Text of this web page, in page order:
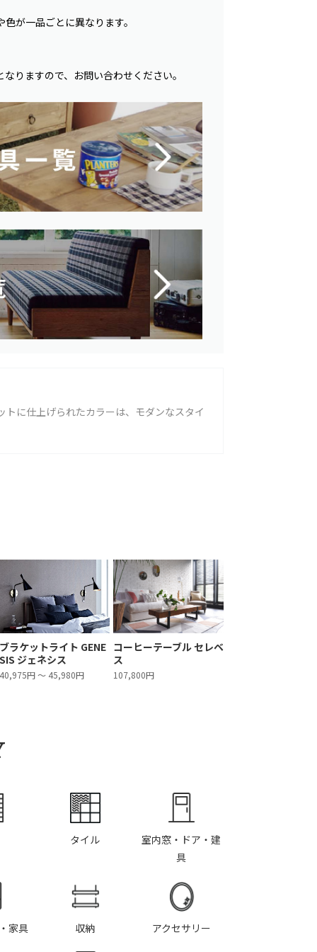
が一品ごとに異なります。
りますので、お問い合わせください。
に仕上げられたカラーは、モダンなスタイ
ブラケットライト GENE
SIS ジェネシス
40,975円 ～ 45,980円
コーヒーテーブル セレベ
ス
107,800円
タイル
室内窓・ドア・建
具
家具 収納 アクセサリー